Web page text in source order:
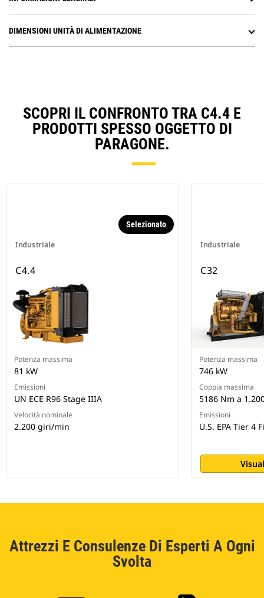
DIMENSIONI UNITÀ DI ALIMENTAZIONE
SCOPRI IL CONFRONTO TRA C4.4 E
PRODOTTI SPESSO OGGETTO DI
PARAGONE.
Industriale
Selezionato
C4.4
Potenza massima
81 kW
Emissioni
UN ECE R96 Stage IIIA
Velocità nominale
2.200 giri/min
Industriale
C32
Potenza massima
746 kW
Coppia massima
5186 Nm a
Emissioni
U.S. EPA Tier 4
Attrezzi E Consulenze Di Esperti A Ogni
Svolta